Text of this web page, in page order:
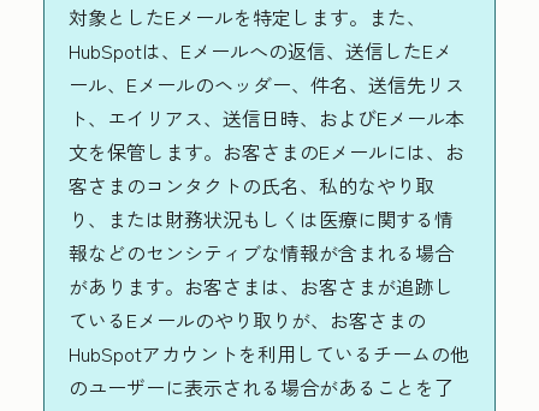
対象としたEメールを特定します。また、
HubSpotは、Eメールへの返信、送信したEメ
ール、Eメールのヘッダー、件名、送信先リス
ト、エイリアス、送信日時、およびEメール本
文を保管します。お客さまのEメールには、お
客さまのコンタクトの氏名、私的なやり取
り、または財務状況もしくは医療に関する情
報などのセンシティブな情報が含まれる場合
があります。お客さまは、お客さまが追跡し
ているEメールのやり取りが、お客さまの
HubSpotアカウントを利用しているチームの他
のユーザーに表示される場合があることを了